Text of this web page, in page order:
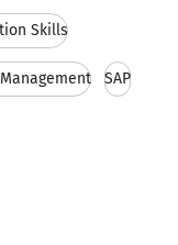
Skills
SAP